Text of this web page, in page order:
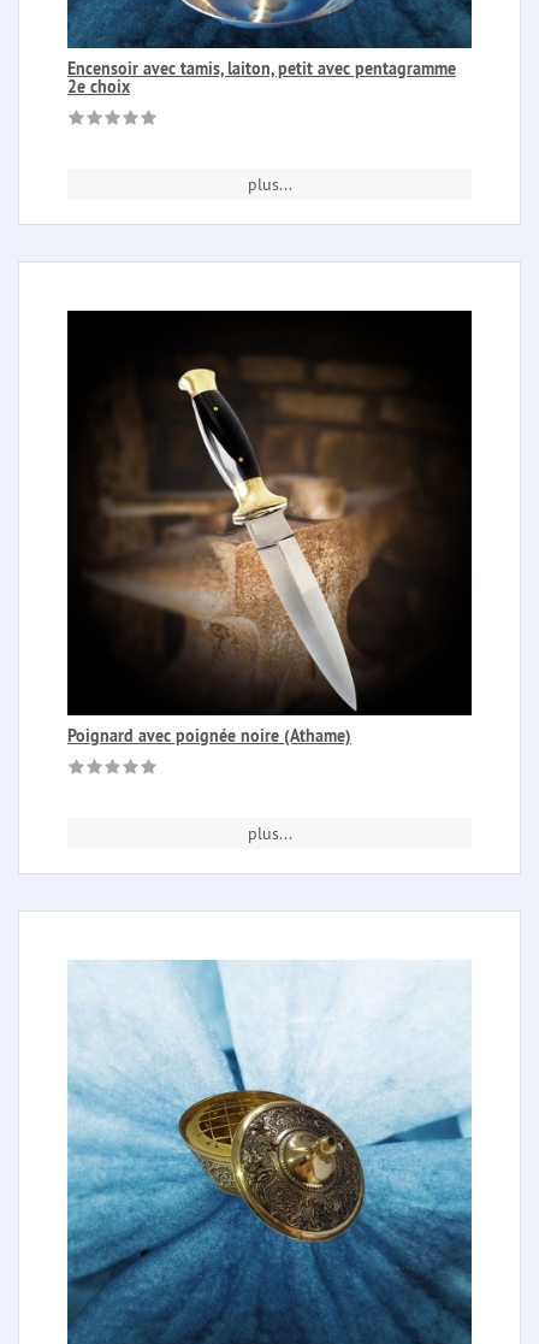
Encensoir avec tamis, laiton, petit avec pentagramme
2e choix
plus...
Poignard avec poignée noire (Athame)
plus...